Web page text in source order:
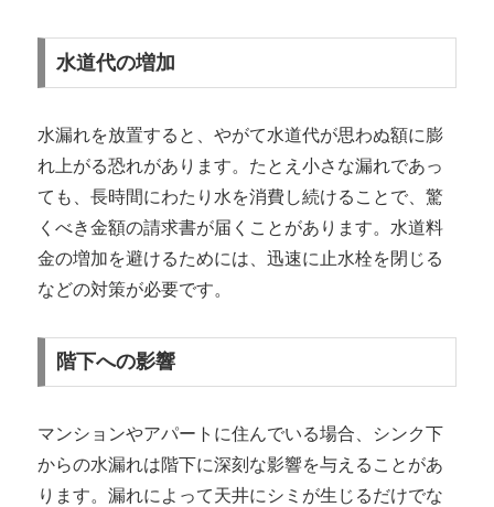
水道代の増加
水漏れを放置すると、やがて水道代が思わぬ額に膨
れ上がる恐れがあります。たとえ小さな漏れであっ
ても、長時間にわたり水を消費し続けることで、驚
くべき金額の請求書が届くことがあります。水道料
金の増加を避けるためには、迅速に止水栓を閉じる
などの対策が必要です。
階下への影響
マンションやアパートに住んでいる場合、シンク下
からの水漏れは階下に深刻な影響を与えることがあ
ります。漏れによって天井にシミが生じるだけでな